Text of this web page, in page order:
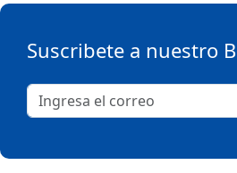
Suscribete a nuestro